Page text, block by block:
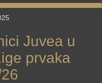
Juvea u
prvaka